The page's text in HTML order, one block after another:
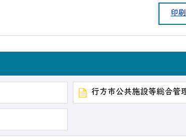
印
行方市公共施設等総合管